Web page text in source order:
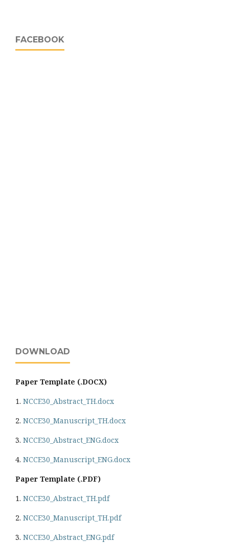
FACEBOOK
DOWNLOAD
Paper Template (.DOCX)
1. NCCE30_Abstract_TH.docx
2. NCCE30_Manuscript_TH.docx
3. NCCE30_Abstract_ENG.docx
4. NCCE30_Manuscript_ENG.docx
Paper Template (.PDF)
1. NCCE30_Abstract_TH.pdf
2. NCCE30_Manuscript_TH.pdf
3. NCCE30_Abstract_ENG.pdf